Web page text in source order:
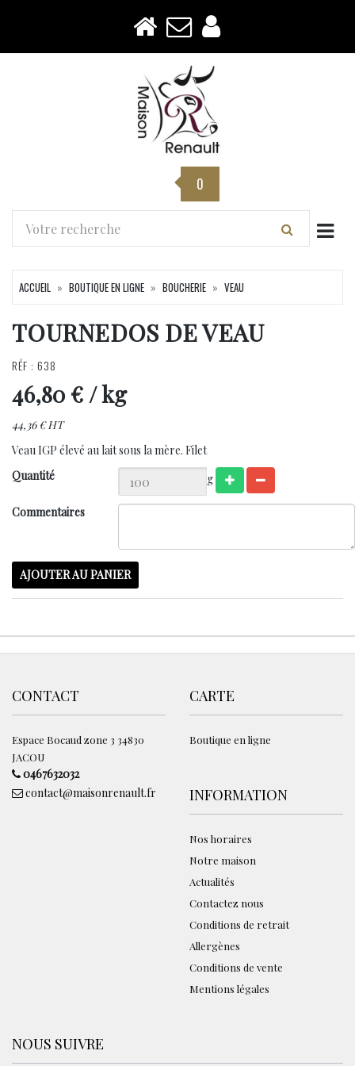
0
ACCUEIL BOUTIQUE EN LIGNE BOUCHERIE VEAU
TOURNEDOS DE VEAU
RÉF : 638
46,80 € / kg
44,36 € HT
Veau IGP élevé au lait sous la mère. Filet
Quantité
g
Commentaires
AJOUTER AU PANIER
CONTACT
Espace Bocaud zone 3 34830
JACOU
0467632032
contact@maisonrenault.fr
CARTE
Boutique en ligne
INFORMATION
Nos horaires
Notre maison
Actualités
Contactez nous
Conditions de retrait
Allergènes
Conditions de vente
Mentions légales
NOUS SUIVRE